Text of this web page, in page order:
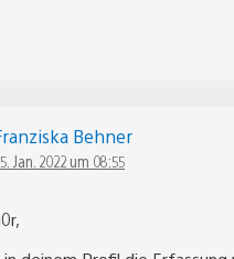
Behner
Jan. 2022 um 08:55